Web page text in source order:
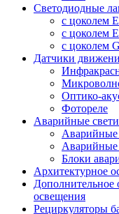
Светодиодные
с цоколем
с цоколем
с цоколем
Датчики
Оптико-
Фотореле
Аварийные
Аварийные
Аварийные
Блоки
Архитектурное
Дополнительное
освещения
Рециркуляторы